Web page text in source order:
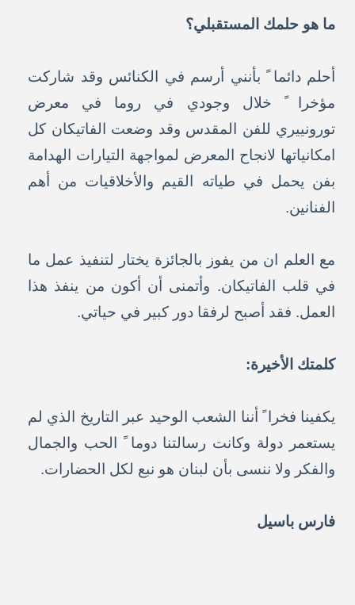
ما هو حلمك المستقبلي؟
أحلم دائما ً بأنني أرسم في الكنائس وقد شاركت
مؤخرا ً خلال وجودي في روما في معرض
تورونييري للفن المقدس وقد وضعت الفاتيكان كل
امكانياتها لانجاح المعرض لمواجهة التيارات الهدامة
بفن يحمل في طياته القيم والأخلاقيات من أهم
الفنانين.
مع العلم ان من يفوز بالجائزة يختار لتنفيذ عمل ما
في قلب الفاتيكان. وأتمنى أن أكون من ينفذ هذا
العمل. فقد أصبح لرفقا دور كبير في حياتي.
كلمتك الأخيرة:
يكفينا فخرا ً أننا الشعب الوحيد عبر التاريخ الذي لم
يستعمر دولة وكانت رسالتنا دوما ً الحب والجمال
والفكر ولا ننسى بأن لبنان هو نبع لكل الحضارات.
فارس باسيل